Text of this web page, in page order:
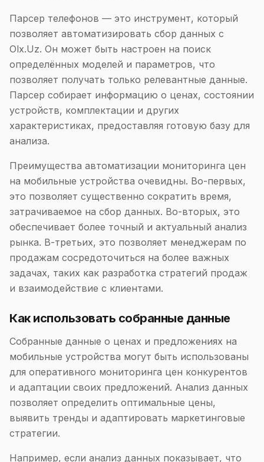
Парсер телефонов — это инструмент, который
позволяет автоматизировать сбор данных с
Olx.Uz. Он может быть настроен на поиск
определённых моделей и параметров, что
позволяет получать только релевантные данные.
Парсер собирает информацию о ценах, состоянии
устройств, комплектации и других
характеристиках, предоставляя готовую базу для
анализа.
Преимущества автоматизации мониторинга цен
на мобильные устройства очевидны. Во-первых,
это позволяет существенно сократить время,
затрачиваемое на сбор данных. Во-вторых, это
обеспечивает более точный и актуальный анализ
рынка. В-третьих, это позволяет менеджерам по
продажам сосредоточиться на более важных
задачах, таких как разработка стратегий продаж
и взаимодействие с клиентами.
Как использовать собранные данные
Собранные данные о ценах и предложениях на
мобильные устройства могут быть использованы
для оперативного мониторинга цен конкурентов
и адаптации своих предложений. Анализ данных
позволяет определить оптимальные цены,
выявить тренды и адаптировать маркетинговые
стратегии.
Например, если анализ данных показывает, что